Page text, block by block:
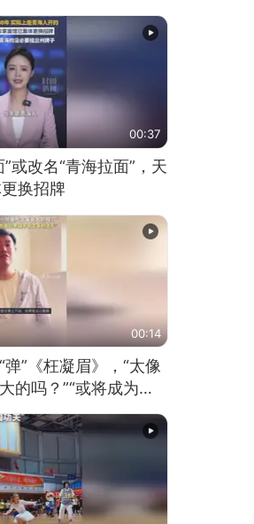
00:37
或改名“青海拉面”，天
换招牌
00:14
”《枉凝眉》，“太像
的吗？”“或将成为首
手。”（来源：新华每